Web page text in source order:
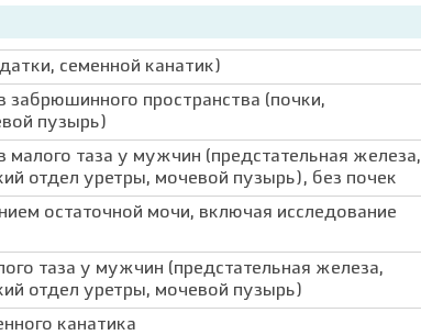
семенной канатик)
пространства (почки,
пузырь)
таза у мужчин (предстательная железа,
отдел уретры, мочевой пузырь), без почек
остаточной мочи, включая исследование
таза у мужчин (предстательная железа,
отдел уретры, мочевой пузырь)
канатика